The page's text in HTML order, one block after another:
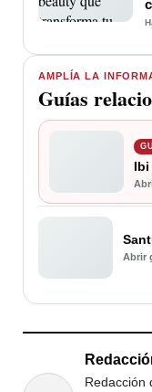
AMPLÍA LA
Guías
Ibi
Abrir
Redacción